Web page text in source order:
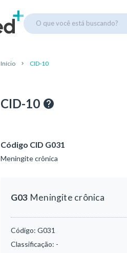
O que você está buscando?
Início CID-10
CID-10
Código CID G031
Meningite crônica
G03 Meningite crônica
Código: G031
Classificação: -